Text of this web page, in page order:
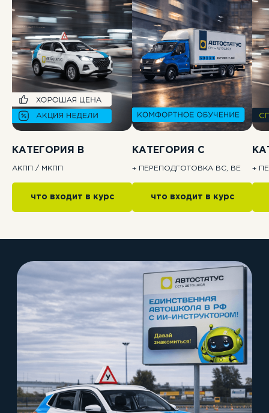
КАТЕГОРИЯ B
АКПП / МКПП
что входит в курс
КАТЕГОРИЯ C
+ ПЕРЕПОДГОТОВКА BC, BE
что входит в курс
+